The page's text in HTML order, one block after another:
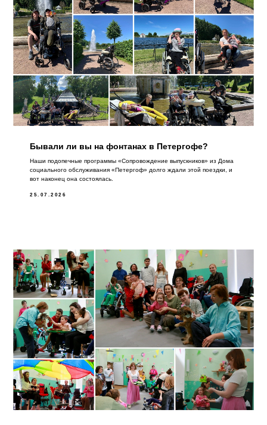
Бывали ли вы на фонтанах в Петергофе?
Наши подопечные программы «Сопровождение выпускников» из Дома
социального обслуживания «Петергоф» долго ждали этой поездки, и
вот наконец она состоялась.
25.07.2026